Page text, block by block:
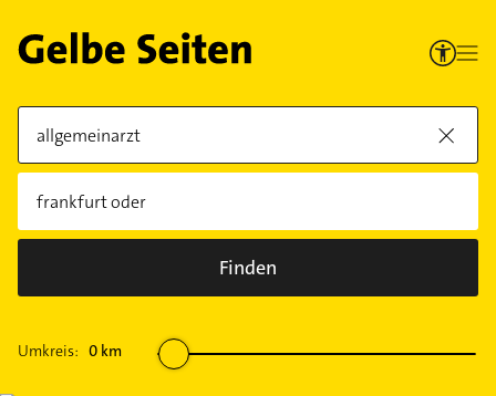
Finden
Umkreis: 0 km